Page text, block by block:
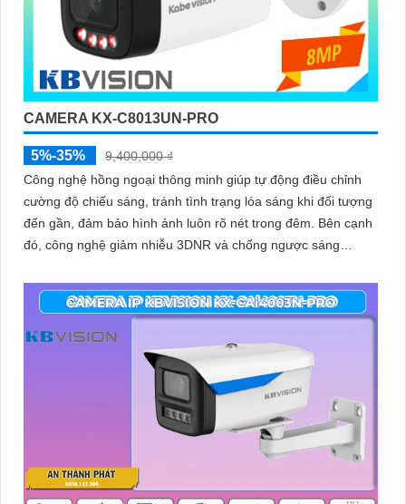
CAMERA KX-C8013UN-PRO
5%-35%
9,400,000 ₫
Công nghệ hồng ngoại thông minh giúp tự động điều chỉnh
cường độ chiếu sáng, tránh tình trạng lóa sáng khi đối tượng
đến gần, đảm bảo hình ảnh luôn rõ nét trong đêm. Bên cạnh
đó, công nghệ giảm nhiễu 3DNR và chống ngược sáng
trong mọi điều kiện ánh sáng phức tạp như ngược sáng
mạnh hay thiếu sáng